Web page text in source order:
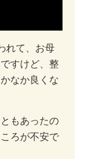
れて、お母
すけど、整
なか良くな
もあったの
ろが不安で